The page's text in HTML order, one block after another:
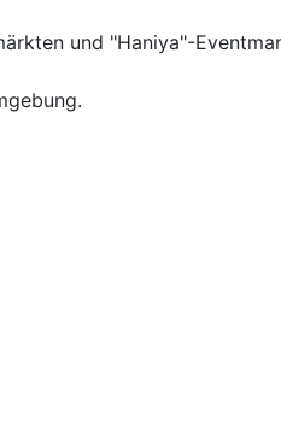
und "Haniya"-